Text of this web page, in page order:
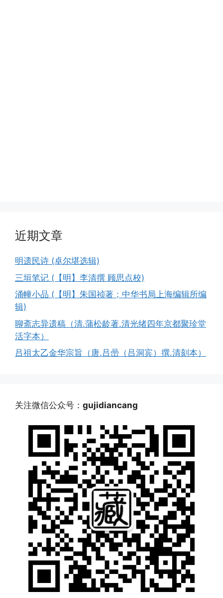
近期文章
明遗民诗 (卓尔堪选辑)
三垣笔记 (【明】李清撰 顾思点校)
涌幢小品 (【明】朱国祯著；中华书局上海编辑所编
辑)
聊斋志异遗稿（清.蒲松龄著.清光绪四年京都聚珍堂
活字本）
吕祖太乙金华宗旨（唐.吕喦（吕洞宾）撰.清刻本）
关注微信公众号： gujidiancang